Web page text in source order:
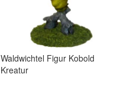
Waldwichtel Figur Kobold
Kreatur